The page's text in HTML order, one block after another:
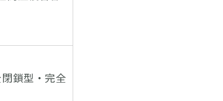
鎖型・完全